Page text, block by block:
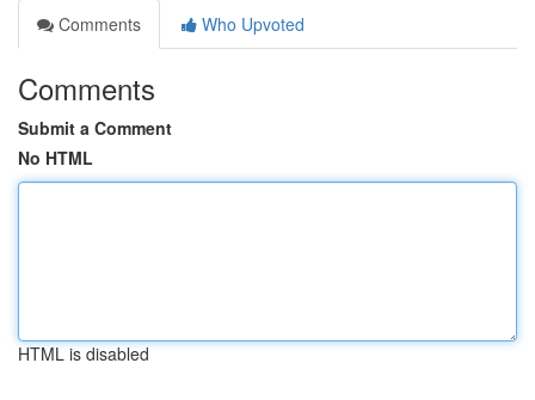
Comments
Who Upvoted
Comments
Submit a Comment
No HTML
HTML is disabled